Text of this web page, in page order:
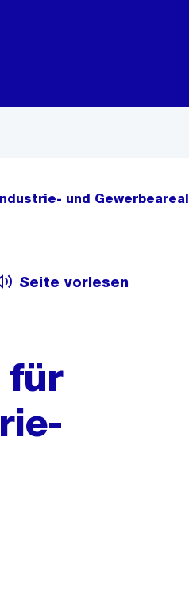
und Gewerbeareal
Seite vorlesen
für